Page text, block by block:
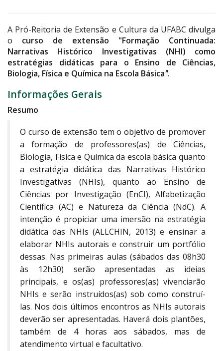
A Pró-Reitoria de Extensão e Cultura da UFABC divulga
o curso de extensão "Formação Continuada:
Narrativas Histórico Investigativas (NHI) como
estratégias didáticas para o Ensino de Ciências,
Biologia, Física e Química na Escola Básica".
Informações Gerais
Resumo
O curso de extensão tem o objetivo de promover
a formação de professores(as) de Ciências,
Biologia, Física e Química da escola básica quanto
a estratégia didática das Narrativas Histórico
Investigativas (NHIs), quanto ao Ensino de
Ciências por Investigação (EnCI), Alfabetização
Científica (AC) e Natureza da Ciência (NdC). A
intenção é propiciar uma imersão na estratégia
didática das NHIs (ALLCHIN, 2013) e ensinar a
elaborar NHIs autorais e construir um portfólio
dessas. Nas primeiras aulas (sábados das 08h30
às 12h30) serão apresentadas as ideias
principais, e os(as) professores(as) vivenciarão
NHIs e serão instruídos(as) sob como construí-
las. Nos dois últimos encontros as NHIs autorais
deverão ser apresentadas. Haverá dois plantões,
também de 4 horas aos sábados, mas de
atendimento virtual e facultativo.